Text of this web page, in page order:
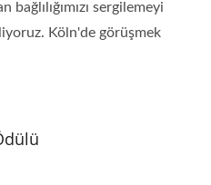
bağlılığımızı sergilemeyi
Köln'de görüşmek